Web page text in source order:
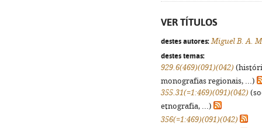
VER TÍTULOS
destes autores: Miguel B. A.
destes temas:
929.6(469)(091)(042)
monografias regionais, ...)
355.31(=1:469)(091)(042)
etnografia, ...)
356(=1:469)(091)(042)